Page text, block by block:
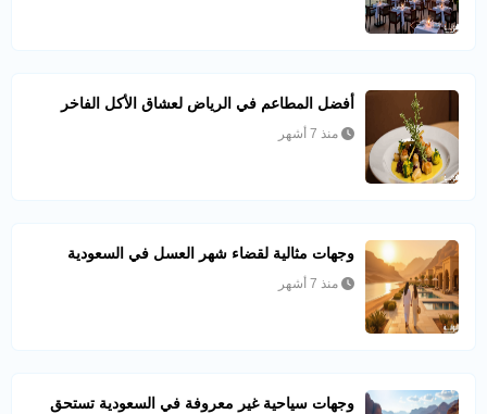
أفضل المطاعم في الرياض لعشاق الأكل الفاخر
منذ 7 أشهر
وجهات مثالية لقضاء شهر العسل في السعودية
منذ 7 أشهر
وجهات سياحية غير معروفة في السعودية تستحق